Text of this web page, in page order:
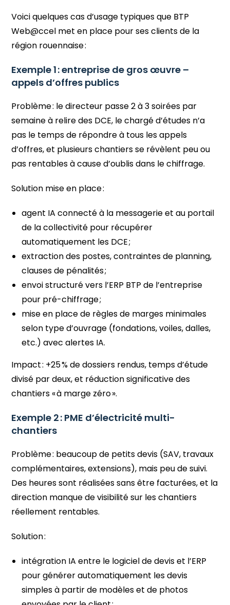
Voici quelques cas d’usage typiques que BTP
Web@ccel met en place pour ses clients de la
région rouennaise :
Exemple 1 : entreprise de gros œuvre –
appels d’offres publics
Problème : le directeur passe 2 à 3 soirées par
semaine à relire des DCE, le chargé d’études n’a
pas le temps de répondre à tous les appels
d’offres, et plusieurs chantiers se révèlent peu ou
pas rentables à cause d’oublis dans le chiffrage.
Solution mise en place :
agent IA connecté à la messagerie et au portail
de la collectivité pour récupérer
automatiquement les DCE ;
extraction des postes, contraintes de planning,
clauses de pénalités ;
envoi structuré vers l’ERP BTP de l’entreprise
pour pré-chiffrage ;
mise en place de règles de marges minimales
selon type d’ouvrage (fondations, voiles, dalles,
etc.) avec alertes IA.
Impact : +25 % de dossiers rendus, temps d’étude
divisé par deux, et réduction significative des
chantiers « à marge zéro ».
Exemple 2 : PME d’électricité multi-
chantiers
Problème : beaucoup de petits devis (SAV, travaux
complémentaires, extensions), mais peu de suivi.
Des heures sont réalisées sans être facturées, et la
direction manque de visibilité sur les chantiers
réellement rentables.
Solution :
intégration IA entre le logiciel de devis et l’ERP
pour générer automatiquement les devis
simples à partir de modèles et de photos